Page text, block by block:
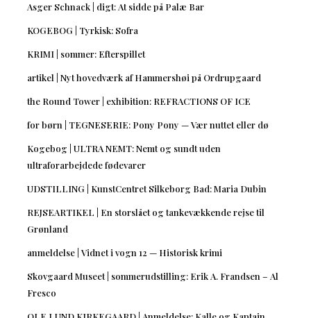
Asger Schnack | digt: At sidde på Palæ Bar
KOGEBOG | Tyrkisk: Sofra
KRIMI | sommer: Efterspillet
artikel | Nyt hovedværk af Hammershøi på Ordrupgaard
the Round Tower | exhibition: REFRACTIONS OF ICE
for børn | TEGNESERIE: Pony Pony — Vær nuttet eller dø
Kogebog | ULTRA NEMT: Nemt og sundt uden
ultraforarbejdede fødevarer
UDSTILLING | KunstCentret Silkeborg Bad: Maria Dubin
REJSEARTIKEL | En storslået og tankevækkende rejse til
Grønland
anmeldelse | Vidnet i vogn 12 — Historisk krimi
Skovgaard Museet | sommerudstilling: Erik A. Frandsen – Al
Fresco